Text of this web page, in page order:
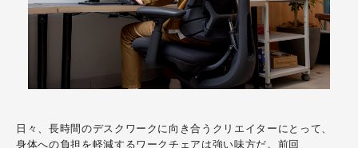
日々、長時間のデスクワークに向き合うクリエイターにとって、
身体への負担を軽減するワークチェアは強い味方だ。前回